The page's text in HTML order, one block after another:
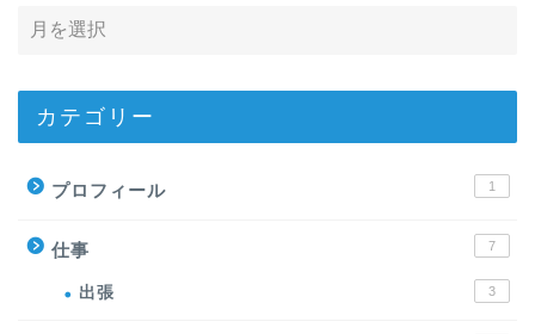
カテゴリー
プロフィール 1
仕事 7
出張 3